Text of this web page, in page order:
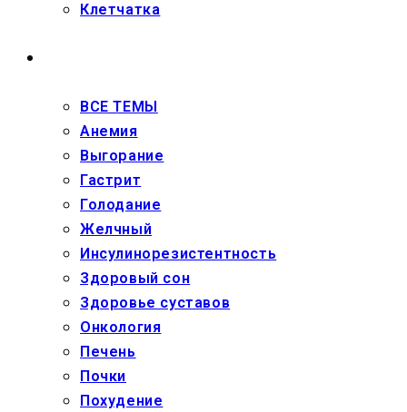
Клетчатка
ВСЕ ТЕМЫ
Анемия
Выгорание
Гастрит
Голодание
Желчный
Инсулинорезистентность
Здоровый сон
Здоровье суставов
Онкология
Печень
Почки
Похудение